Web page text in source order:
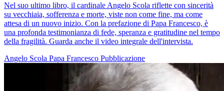
Nel suo ultimo libro, il cardinale Angelo Scola riflette con sincerità
su vecchiaia, sofferenza e morte, viste non come fine, ma come
attesa di un nuovo inizio. Con la prefazione di Papa Francesco, è
una profonda testimonianza di fede, speranza e gratitudine nel tempo
della fragilità. Guarda anche il video integrale dell'intervista.
Angelo Scola Papa Francesco Pubblicazione